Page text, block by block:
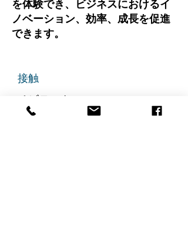
を体験でき、ビジネスにおけるイ
ノベーション、効率、成長を促進
できます。
接触
チビテック
グランドアベニュー725番地